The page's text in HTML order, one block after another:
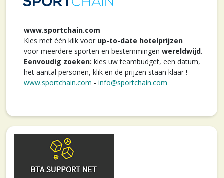
www.sportchain.com
Kies met één klik voor up-to-date hotelprijzen
voor meerdere sporten en bestemmingen wereldwijd.
Eenvoudig zoeken: kies uw teambudget, een datum,
het aantal personen, klik en de prijzen staan klaar !
www.sportchain.com - info@sportchain.com